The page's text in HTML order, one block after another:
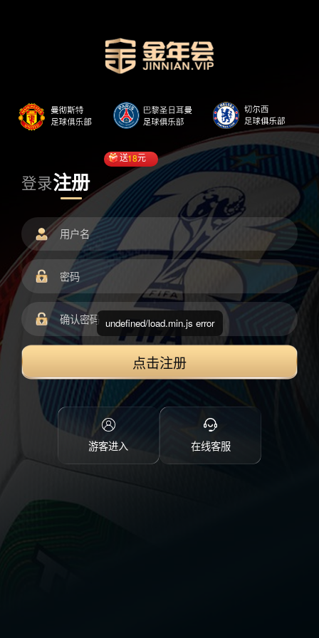
登录注册
送18元
点击注册
游客进入 在线客服
undefined/load.min.js error